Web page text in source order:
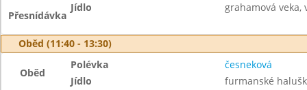
Přesnídávka
Jídlo grahamová veka,
Oběd (11:40 - 13:30)
Oběd
Polévka
česneková
Jídlo
furmanské